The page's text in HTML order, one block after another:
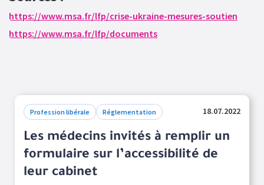
https://www.msa.fr/lfp/crise-ukraine-mesures-soutien
https://www.msa.fr/lfp/documents
Profession libérale Réglementation 18.07.2022
Les médecins invités à remplir un
formulaire sur l’accessibilité de
leur cabinet